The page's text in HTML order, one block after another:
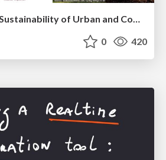
Stewardship and Sustainability of Urban and Community Forests
0 420